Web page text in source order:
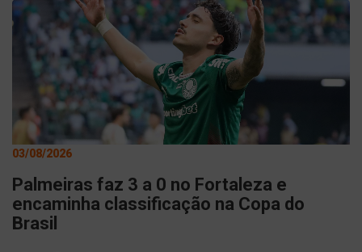
03/08/2026
Palmeiras faz 3 a 0 no Fortaleza e
encaminha classificação na Copa do
Brasil